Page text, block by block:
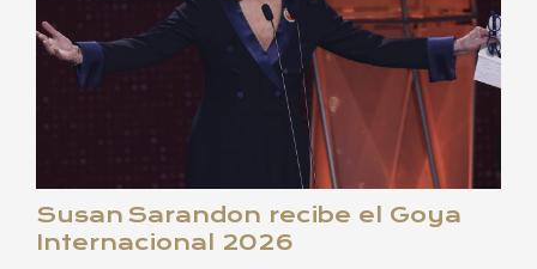
Susan Sarandon recibe el Goya
Internacional 2026